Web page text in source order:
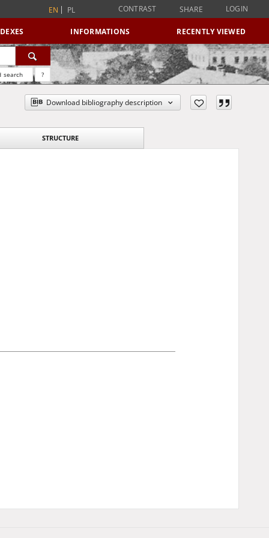
EN PL CONTRAST SHARE LOGIN
INFORMATIONS RECENTLY VIEWED
search ?
Download bibliography description
STRUCTURE